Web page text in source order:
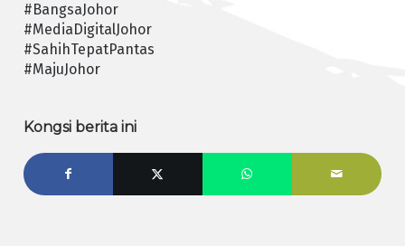
#BangsaJohor
#MediaDigitalJohor
#SahihTepatPantas
#MajuJohor
Kongsi berita ini